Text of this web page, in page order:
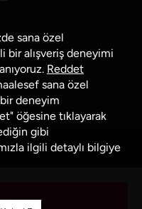
sana özel
bir alışveriş deneyimi
Reddet
sana özel
deneyim
öğesine tıklayarak
gibi
ilgili detaylı bilgiye